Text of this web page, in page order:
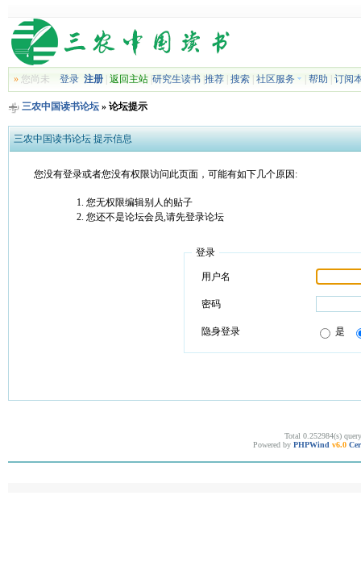
»您尚未 登录 注册| 返回主站| 研究生读书| 推荐| 搜索| 社区服务 帮助 订阅
三农中国读书论坛» 论坛提示
三农中国读书论坛 提示信息
您没有登录或者您没有权限访问此页面，可能有如下几个原因:
您无权限编辑别人的贴子
您还不是论坛会员,请先登录论坛
登录
用户名
密码
隐身登录 是
Total 0.252984(s)
Powered by PHPWind v6.0